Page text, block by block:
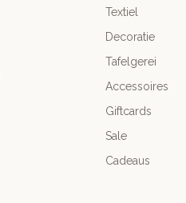
Textiel
Decoratie
Tafelgerei
Accessoires
Giftcards
Sale
Cadeaus